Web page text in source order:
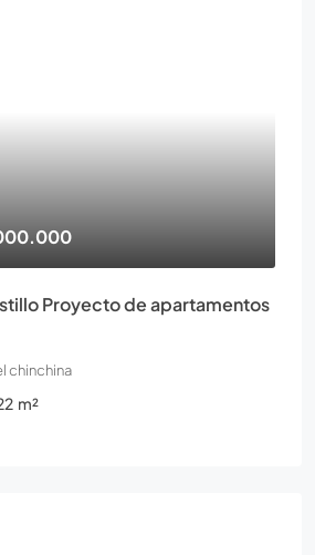
Proyecto de apartamentos
chinchina
m²